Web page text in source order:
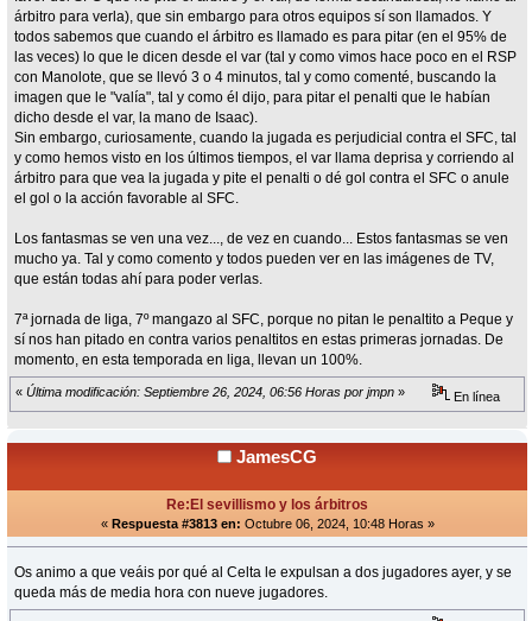
árbitro para verla), que sin embargo para otros equipos sí son llamados. Y
todos sabemos que cuando el árbitro es llamado es para pitar (en el 95% de
las veces) lo que le dicen desde el var (tal y como vimos hace poco en el RSP
con Manolote, que se llevó 3 o 4 minutos, tal y como comenté, buscando la
imagen que le "valía", tal y como él dijo, para pitar el penalti que le habían
dicho desde el var, la mano de Isaac).
Sin embargo, curiosamente, cuando la jugada es perjudicial contra el SFC, tal
y como hemos visto en los últimos tiempos, el var llama deprisa y corriendo al
árbitro para que vea la jugada y pite el penalti o dé gol contra el SFC o anule
el gol o la acción favorable al SFC.
Los fantasmas se ven una vez..., de vez en cuando... Estos fantasmas se ven
mucho ya. Tal y como comento y todos pueden ver en las imágenes de TV,
que están todas ahí para poder verlas.
7ª jornada de liga, 7º mangazo al SFC, porque no pitan le penaltito a Peque y
sí nos han pitado en contra varios penaltitos en estas primeras jornadas. De
momento, en esta temporada en liga, llevan un 100%.
« Última modificación: Septiembre 26, 2024, 06:56 Horas por jmpn » En línea
JamesCG
Re:El sevillismo y los árbitros
« Respuesta #3813 en: Octubre 06, 2024, 10:48 Horas »
Os animo a que veáis por qué al Celta le expulsan a dos jugadores ayer, y se
queda más de media hora con nueve jugadores.